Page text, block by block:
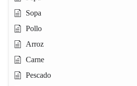
Sopa
Pollo
Arroz
Carne
Pescado